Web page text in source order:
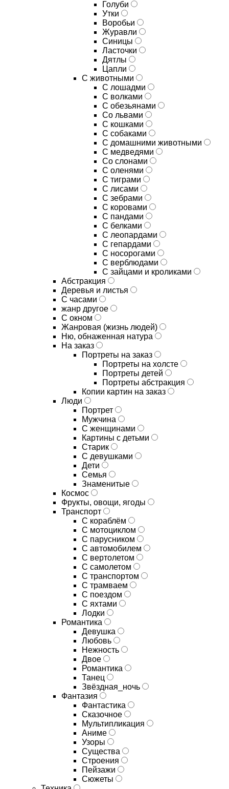
Голуби
Утки
Воробьи
Журавли
Синицы
Ласточки
Дятлы
Цапли
С животными
С лошадми
С волками
С обезьянами
Со львами
С кошками
С собаками
С домашними животными
С медведями
Со слонами
С оленями
С тиграми
С лисами
С зебрами
С коровами
С пандами
С белками
С леопардами
С гепардами
С носорогами
С верблюдами
С зайцами и кроликами
Абстракция
Деревья и листья
С часами
жанр другое
С окном
Жанровая (жизнь людей)
Ню, обнаженная натура
На заказ
Портреты на заказ
Портреты на холсте
Портреты детей
Портреты абстракция
Копии картин на заказ
Люди
Портрет
Мужчина
С женщинами
Картины с детьми
Старик
С девушками
Дети
Семья
Знаменитые
Космос
Фрукты, овощи, ягоды
Транспорт
С кораблём
С мотоциклом
С парусником
С автомобилем
С вертолетом
С самолетом
С транспортом
С трамваем
С поездом
С яхтами
Лодки
Романтика
Девушка
Любовь
Нежность
Двое
Романтика
Танец
Звёздная_ночь
Фантазия
Фантастика
Сказочное
Мультипликация
Аниме
Узоры
Существа
Строения
Пейзажи
Сюжеты